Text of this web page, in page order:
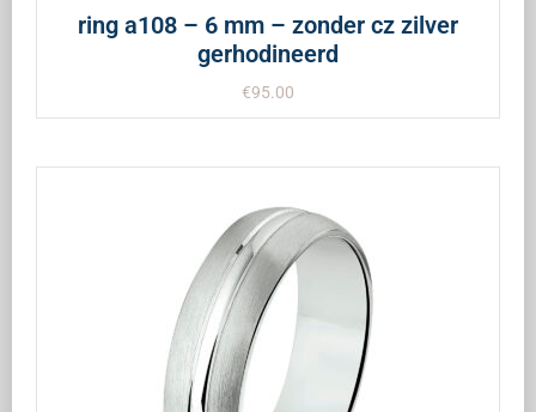
ring a108 – 6 mm – zonder cz zilver
gerhodineerd
€95.00